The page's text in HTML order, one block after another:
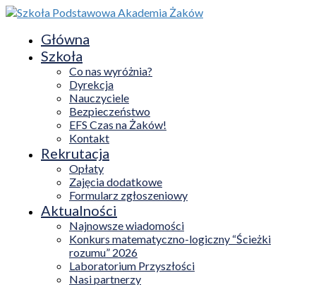
Główna
Szkoła
Co nas wyróżnia?
Dyrekcja
Nauczyciele
Bezpieczeństwo
EFS Czas na Żaków!
Kontakt
Rekrutacja
Opłaty
Zajęcia dodatkowe
Formularz zgłoszeniowy
Aktualności
Najnowsze wiadomości
Konkurs matematyczno-logiczny “Ścieżki
rozumu” 2026
Laboratorium Przyszłości
Nasi partnerzy